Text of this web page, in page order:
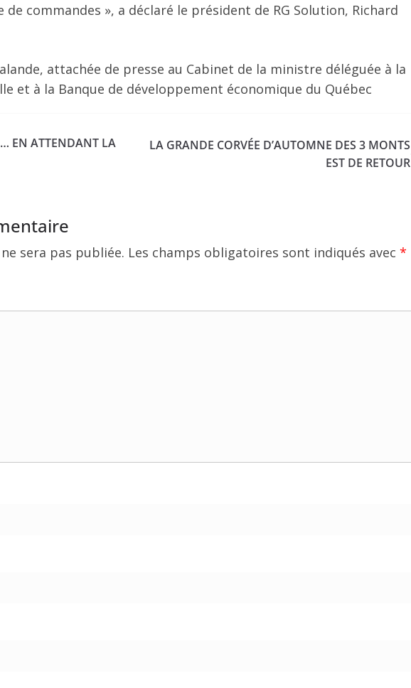
commandes », a déclaré le président de RG Solution, Richard
attachée de presse au Cabinet de la ministre déléguée à la
et à la Banque de développement économique du Québec
EN ATTENDANT LA
LA GRANDE CORVÉE D’AUTOMNE DES 3 MONTS
EST DE RETOUR
sera pas publiée. Les champs obligatoires sont indiqués avec *